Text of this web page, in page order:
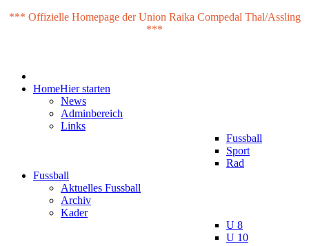
*** Offizielle Homepage der Union Raika Compedal Thal/Assling
***
HomeHier starten
News
Adminbereich
Links
Fussball
Sport
Rad
Fussball
Aktuelles Fussball
Archiv
Kader
U 8
U 10